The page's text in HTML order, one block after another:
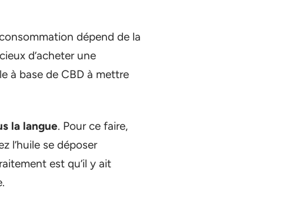
dépend de la
d’acheter une
à base de CBD à mettre
la langue. Pour ce faire,
l’huile se déposer
est qu’il y ait